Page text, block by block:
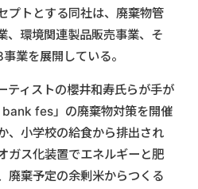
プトとする同社は、廃棄物管
、環境関連製品販売事業、そ
業を展開している。
ティストの櫻井和寿氏らが手が
fes」の廃棄物対策を開催
、小学校の給食から排出され
ガス化装置でエネルギーと肥
廃棄予定の余剰米からつくる